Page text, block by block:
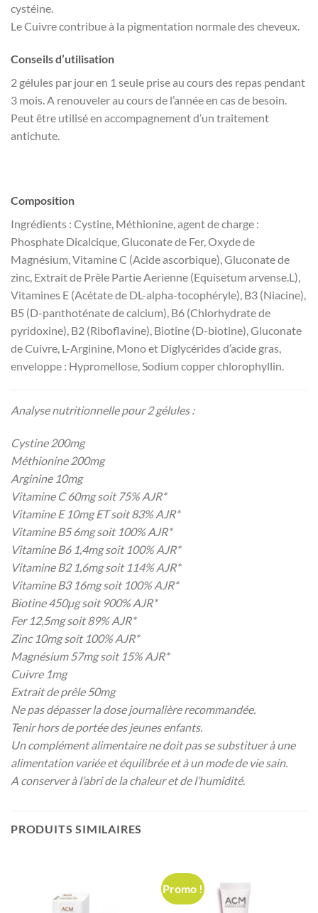
cystéine.
Le Cuivre contribue à la pigmentation normale des cheveux.
Conseils d’utilisation
2 gélules par jour en 1 seule prise au cours des repas pendant
3 mois. A renouveler au cours de l’année en cas de besoin.
Peut être utilisé en accompagnement d’un traitement
antichute.
Composition
Ingrédients : Cystine, Méthionine, agent de charge :
Phosphate Dicalcique, Gluconate de Fer, Oxyde de
Magnésium, Vitamine C (Acide ascorbique), Gluconate de
zinc, Extrait de Prêle Partie Aerienne (Equisetum arvense.L),
Vitamines E (Acétate de DL-alpha-tocophéryle), B3 (Niacine),
B5 (D-panthoténate de calcium), B6 (Chlorhydrate de
pyridoxine), B2 (Riboflavine), Biotine (D-biotine), Gluconate
de Cuivre, L-Arginine, Mono et Diglycérides d’acide gras,
enveloppe : Hypromellose, Sodium copper chlorophyllin.
Analyse nutritionnelle pour 2 gélules :
Cystine 200mg
Méthionine 200mg
Arginine 10mg
Vitamine C 60mg soit 75% AJR*
Vitamine E 10mg ET soit 83% AJR*
Vitamine B56mg soit 100% AJR*
Vitamine B6 1,4mg soit 100% AJR*
Vitamine B2 1,6mg soit 114% AJR*
Vitamine B3 16mg soit 100% AJR*
Biotine 450µg soit 900% AJR*
Fer 12,5mg soit 89% AJR*
Zinc 10mg soit 100% AJR*
Magnésium 57mg soit 15% AJR*
Cuivre 1mg
Extrait de prêle 50mg
Ne pas dépasser la dose journalière recommandée.
Tenir hors de portée des jeunes enfants.
Un complément alimentaire ne doit pas se substituer à une
alimentation variée et équilibrée et à un mode de vie sain.
A conserver à l’abri de la chaleur et de l’humidité.
PRODUITS SIMILAIRES
Promo !